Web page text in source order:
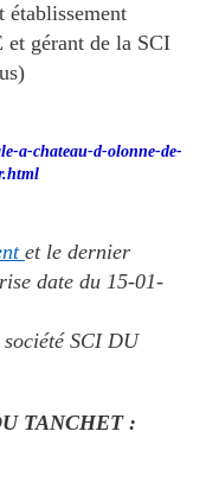
établissement
gérant de la SCI
a-chateau-d-olonne-de-
et le dernier
date du 15-01-
SCI DU
TANCHET :